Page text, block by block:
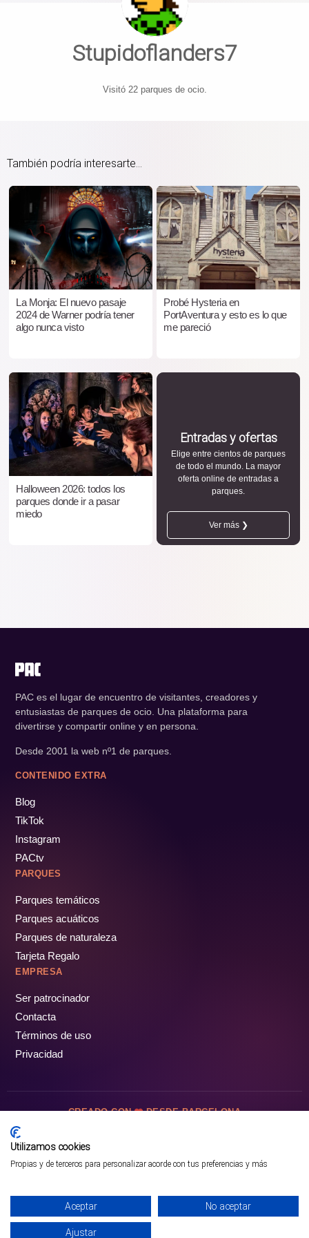
Stupidoflanders7
Visitó 22 parques de ocio.
También podría interesarte...
La Monja: El nuevo pasaje
2024 de Warner podría tener
algo nunca visto
Probé Hysteria en
PortAventura y esto es lo que
me pareció
Halloween 2026: todos los
parques donde ir a pasar
miedo
Entradas y ofertas
Elige entre cientos de parques
de todo el mundo. La mayor
oferta online de entradas a
parques.
Ver más ❯
PAC es el lugar de encuentro de visitantes, creadores y
entusiastas de parques de ocio. Una plataforma para
divertirse y compartir online y en persona.
Desde 2001 la web nº1 de parques.
CONTENIDO EXTRA
Blog
TikTok
Instagram
PACtv
PARQUES
Parques temáticos
Parques acuáticos
Parques de naturaleza
Tarjeta Regalo
EMPRESA
Ser patrocinador
Contacta
Términos de uso
Privacidad
CREADO CON DESDE BARCELONA
Utilizamos cookies
Propias y de terceros para personalizar acorde con tus preferencias y más
Aceptar No aceptar
Ajustar